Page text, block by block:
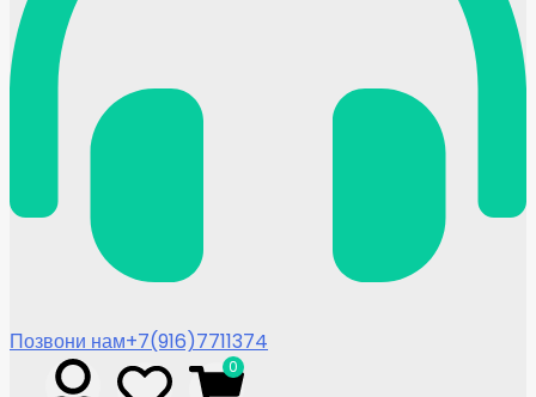
Позвони нам+7(916)7711374
0